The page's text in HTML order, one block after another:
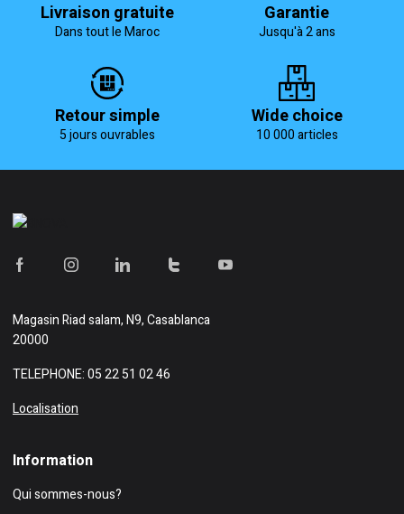
Livraison gratuite
Dans tout le Maroc
Garantie
Jusqu'à 2 ans
Retour simple
5 jours ouvrables
Wide choice
10 000 articles
MagasinRiad salam, N9, Casablanca
20000
TELEPHONE: 05 22 51 02 46
Localisation
Information
Qui sommes-nous?